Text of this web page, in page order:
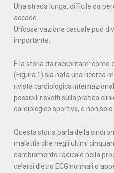
Una strada lunga, difficile da
accade.
Un’osservazione casuale può
importante.
È la storia da raccontare: come
(Figura 1) sia nata una ricerca
rivista cardiologica
possibili risvolti sulla pratica
cardiologico sportivo, e non solo.
Questa storia parla della
malattia che negli ultimi
cambiamento radicale nella
celarsi dietro ECG normali o